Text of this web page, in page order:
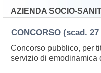
AZIENDA SOCIO-
CONCORSO (scad.
Concorso pubblico, per
servizio di emodinamica